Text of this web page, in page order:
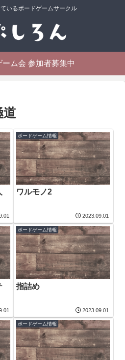
いるボードゲームサークル
ム会 参加者募集中
道
ボードゲーム情報
ワルモノ2
2023.09.01
ボードゲーム情報
指詰め
2023.09.01
ボードゲーム情報